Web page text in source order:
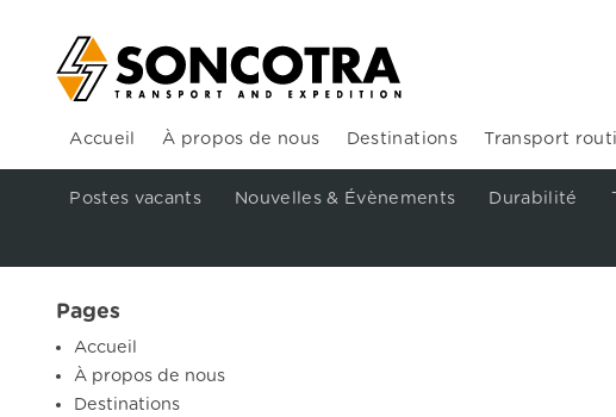
Accueil À propos de nous Destinations Transport
Postes vacants Nouvelles & Évènements Durabilité
Pages
Accueil
À propos de nous
Destinations